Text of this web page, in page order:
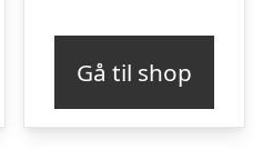
Gå til shop